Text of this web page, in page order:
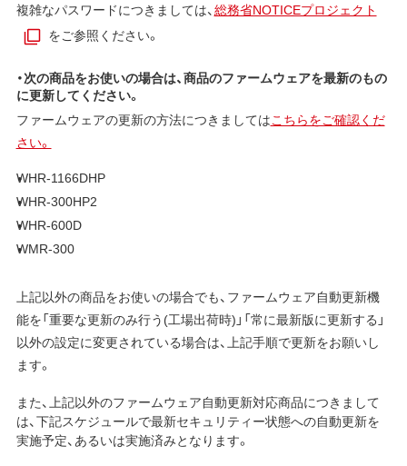
複雑なパスワードにつきましては、 総務省NOTICEプロジェクト
をご参照ください。
・次の商品をお使いの場合は、商品のファームウェアを最新のもの
に更新してください。
ファームウェアの更新の方法につきましてはこちらをご確認くだ
さい。
WHR-1166DHP
WHR-300HP2
WHR-600D
WMR-300
上記以外の商品をお使いの場合でも、ファームウェア自動更新機
能を「重要な更新のみ行う(工場出荷時)」「常に最新版に更新する」
以外の設定に変更されている場合は、上記手順で更新をお願いし
ます。
また、上記以外のファームウェア自動更新対応商品につきまして
は、下記スケジュールで最新セキュリティー状態への自動更新を
実施予定、あるいは実施済みとなります。